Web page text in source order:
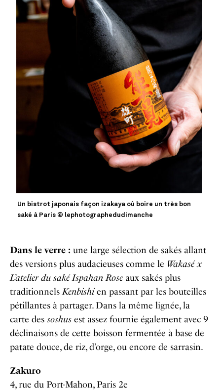
Un bistrot japonais façon izakaya où boire un très bon
saké à Paris © lephotographedudimanche
Dans le verre : une large sélection de sakés allant
des versions plus audacieuses comme le Wakasé x
L’atelier du saké Ispahan Rose aux sakés plus
traditionnelsKenbishien passant par les bouteilles
pétillantes à partager. Dans la même lignée, la
carte des soshus est assez fournie également avec 9
déclinaisons de cette boisson fermentée à base de
patate douce, de riz, d’orge, ou encore de sarrasin.
Zakuro
4, rue du Port-Mahon, Paris 2e